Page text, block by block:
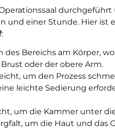
und einer Stunde. Hier ist
:
Bereichs am Körper,
oder der obere Arm.
um den Prozess
leichte Sedierung
um die Kammer unter
um die Haut und das